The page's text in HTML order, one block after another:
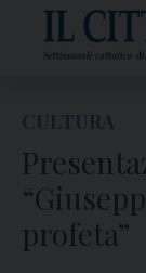
content
profeta”